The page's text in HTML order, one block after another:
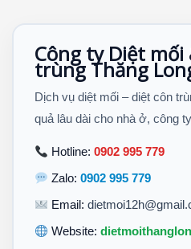
Công ty Diệt mối
trùng Thăng
Dịch vụ diệt mối – diệt côn
quả lâu dài cho nhà ở, công
Hotline:0902 995 779
Zalo:0902 995 779
Email:
Website: